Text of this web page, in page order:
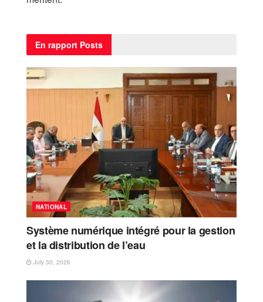
En rapport Posts
NATIONAL
Système numérique intégré pour la gestion
et la distribution de l’eau
July 30, 2026